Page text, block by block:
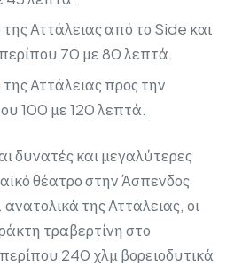
της Αττάλειας από το Side και
70 με 80 λεπτά.
Αττάλειας προς την
100 με 120 λεπτά.
δυνατές και μεγαλύτερες
θέατρο στην Άσπενδος
της Αττάλειας, οι
τραβερτίνη στο
240 χλμ βορειοδυτικά